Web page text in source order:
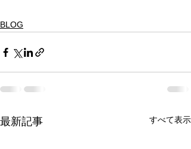
BLOG
最新記事 すべて表示